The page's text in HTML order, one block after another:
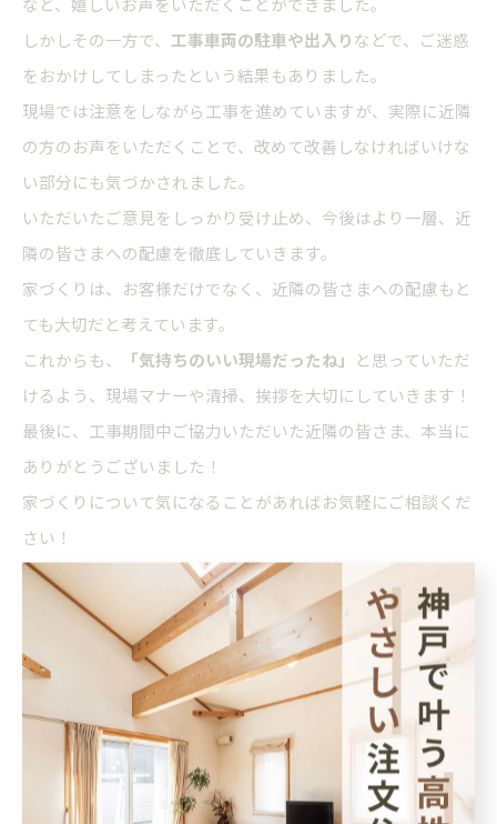
しかしその一方で、 工事車両の駐車や出入りなどで、ご迷惑
をおかけしてしまったという結果もありました。
現場では注意をしながら工事を進めていますが、実際に近隣
の方のお声をいただくことで、改めて改善しなければいけな
い部分にも気づかされました。
いただいたご意見をしっかり受け止め、今後はより一層、近
隣の皆さまへの配慮を徹底していきます。
家づくりは、お客様だけでなく、近隣の皆さまへの配慮もと
ても大切だと考えています。
これからも、
「気持ちのいい現場だったね」
と思っていただ
けるよう、現場マナーや清掃、挨拶を大切にしていきます！
最後に、工事期間中ご協力いただいた近隣の皆さま、本当に
ありがとうございました！
家づくりについて気になることがあればお気軽にご相談くだ
さい！
--------------------------------------------------------------------
--
株式会社あんじゅホーム
住所 : 兵庫県神戸市灘区灘南通３丁目４−２０